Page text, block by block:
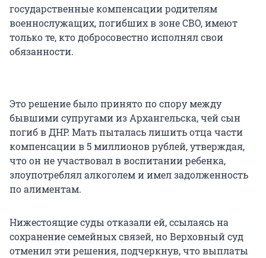
государственные компенсации родителям
военнослужащих, погибших в зоне СВО, имеют
только те, кто добросовестно исполнял свои
обязанности.
Это решение было принято по спору между
бывшими супругами из Архангельска, чей сын
погиб в ДНР. Мать пыталась лишить отца части
компенсации в 5 миллионов рублей, утверждая,
что он не участвовал в воспитании ребенка,
злоупотреблял алкоголем и имел задолженность
по алиментам.
Нижестоящие суды отказали ей, ссылаясь на
сохранение семейных связей, но Верховный суд
отменил эти решения, подчеркнув, что выплаты